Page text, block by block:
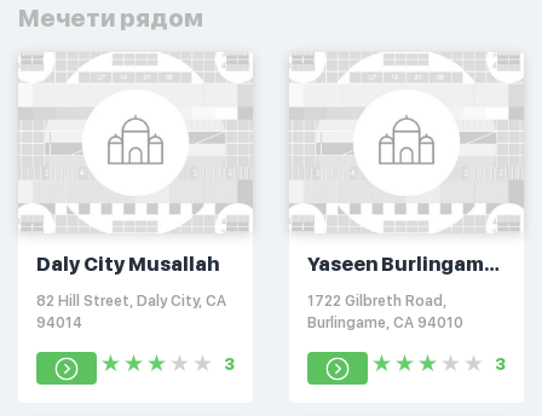
Мечети рядом
Daly City Musallah
82 Hill Street, Daly City, CA
94014
3
Yaseen Burlingame
Center
1722 Gilbreth Road,
Burlingame, CA 94010
3